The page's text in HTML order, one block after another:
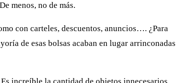
menos, no de más.
con carteles, descuentos, anuncios…. ¿Para
de esas bolsas acaban en lugar arrinconadas